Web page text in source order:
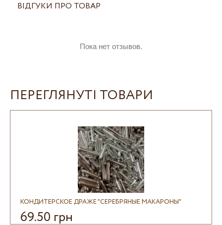
ВІДГУКИ ПРО ТОВАР
Пока нет отзывов.
ПЕРЕГЛЯНУТІ ТОВАРИ
КОНДИТЕРСКОЕ ДРАЖЕ "СЕРЕБРЯНЫЕ МАКАРОНЫ"
69.50 грн